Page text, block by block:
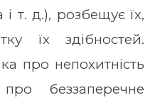
і т. д.), розбещує їх,
їх здібностей.
про непохитність
беззаперечне